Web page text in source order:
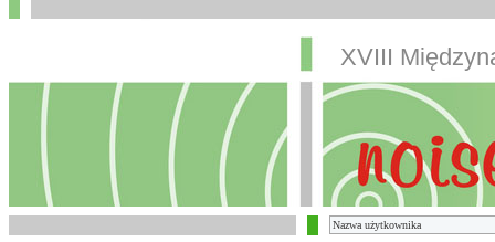
XVIII